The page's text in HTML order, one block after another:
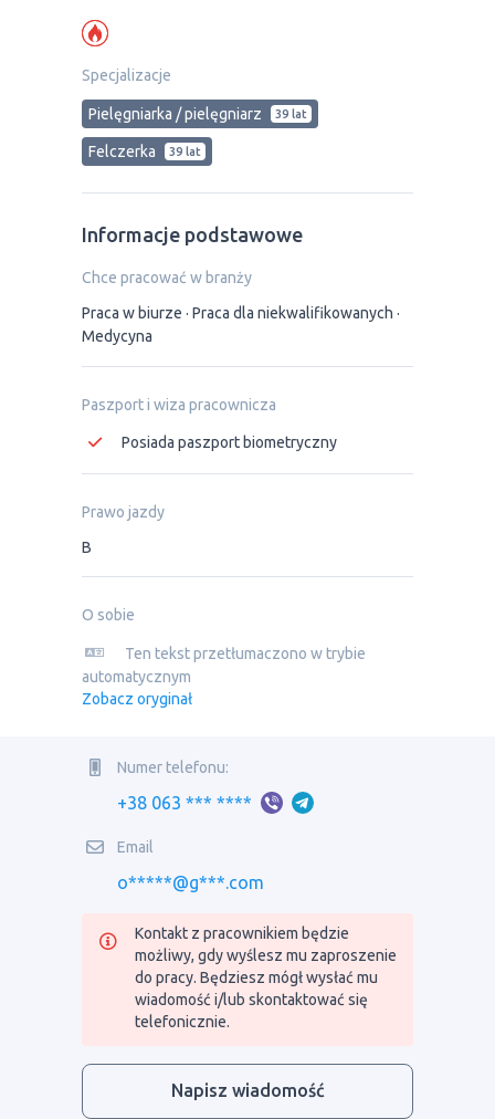
Specjalizacje
Pielęgniarka / pielęgniarz 39 lat
Felczerka 39 lat
Informacje podstawowe
Chce pracować w branży
Praca w biurze
Praca dla niekwalifikowanych
Medycyna
Paszport i wiza pracownicza
Posiada paszport biometryczny
Prawo jazdy
B
O sobie
Ten tekst przetłumaczono w trybie
automatycznym
Zobacz oryginał
Numer telefonu:
+38 063 *** ****
Email
o*****@g***.com
Kontakt z pracownikiem będzie
możliwy, gdy wyślesz mu zaproszenie
do pracy. Będziesz mógł wysłać mu
wiadomość i/lub skontaktować się
telefonicznie.
Napisz wiadomość